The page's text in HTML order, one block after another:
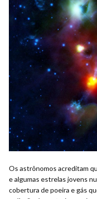
Os astrônomos acreditam
e algumas estrelas jovens
cobertura de poeira e gás